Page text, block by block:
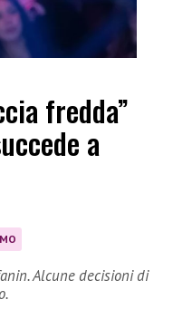
fredda”
a
Alcune decisioni di